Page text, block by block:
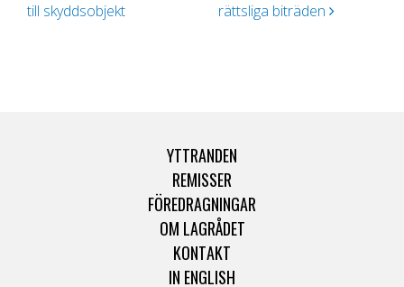
till skyddsobjekt
rättsliga biträden
YTTRANDEN
REMISSER
FÖREDRAGNINGAR
OM LAGRÅDET
KONTAKT
IN ENGLISH